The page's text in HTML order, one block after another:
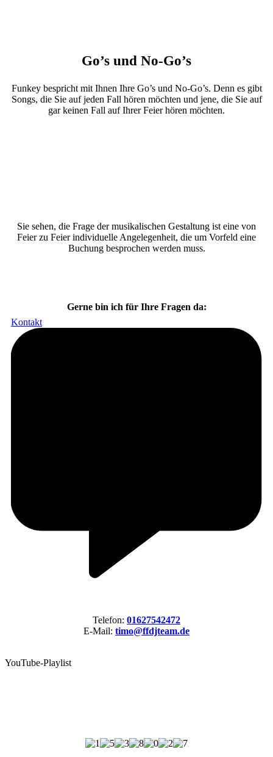
Go’s und No-Go’s
Funkey bespricht mit Ihnen Ihre Go’s und No-Go’s. Denn es gibt
Songs, die Sie auf jeden Fall hören möchten und jene, die Sie auf
gar keinen Fall auf Ihrer Feier hören möchten.
Sie sehen, die Frage der musikalischen Gestaltung ist eine von
Feier zu Feier individuelle Angelegenheit, die um Vorfeld eine
Buchung besprochen werden muss.
Gerne bin ich für Ihre Fragen da:
Kontakt
Telefon: 01627542472
E-Mail: timo@ffdjteam.de
YouTube-Playlist